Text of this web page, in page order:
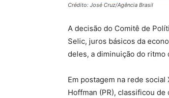
Crédito: José Cruz/Agência Brasil
A decisão do Comitê de
Selic, juros básicos da
deles, a diminuição do ritmo
Em postagem na rede
Hoffman (PR), classificou